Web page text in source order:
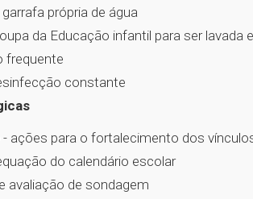
própria de água
da Educação infantil para ser lavada
frequente
constante
ações para o fortalecimento dos
do calendário escolar
avaliação de sondagem